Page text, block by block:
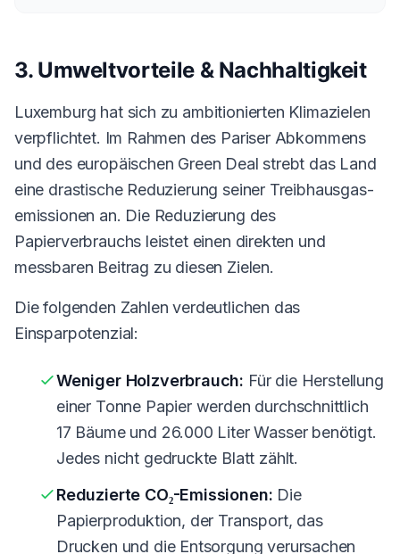
3. Umweltvorteile & Nachhaltigkeit
Luxemburg hat sich zu ambitionierten Klimazielen
verpflichtet. Im Rahmen des Pariser Abkommens
und des europäischen Green Deal strebt das Land
eine drastische Reduzierung seiner Treibhausgas­
emissionen an. Die Reduzierung des
Papierverbrauchs leistet einen direkten und
messbaren Beitrag zu diesen Zielen.
Die folgenden Zahlen verdeutlichen das
Einsparpotenzial:
Weniger Holzverbrauch: Für die Herstellung
einer Tonne Papier werden durchschnittlich
17 Bäume und 26.000 Liter Wasser benötigt.
Jedes nicht gedruckte Blatt zählt.
Reduzierte CO₂-Emissionen: Die
Papierproduktion, der Transport, das
Drucken und die Entsorgung verursachen